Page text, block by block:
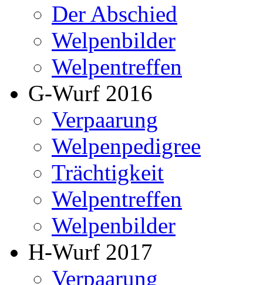
Der Abschied
Welpenbilder
Welpentreffen
G-Wurf 2016
Verpaarung
Welpenpedigree
Trächtigkeit
Welpentreffen
Welpenbilder
H-Wurf 2017
Verpaarung